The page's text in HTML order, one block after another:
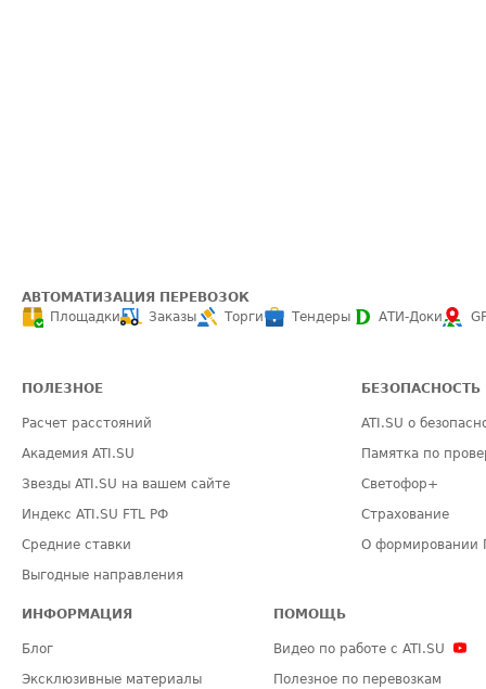
АВТОМАТИЗАЦИЯ ПЕРЕВОЗОК
Площадки
Заказы Торги Тендеры АТИ-Доки
ПОЛЕЗНОЕ
Расчет расстояний
Академия ATI.SU
Звезды ATI.SU на вашем сайте
Индекс ATI.SU FTL РФ
Средние ставки
Выгодные направления
БЕЗОПАСНОСТЬ
ATI.SU о
Памятка по
Светофор+
Страхование
О формировании
ИНФОРМАЦИЯ
Блог
Эксклюзивные материалы
ПОМОЩЬ
Видео по работе с ATI.SU
Полезное по перевозкам